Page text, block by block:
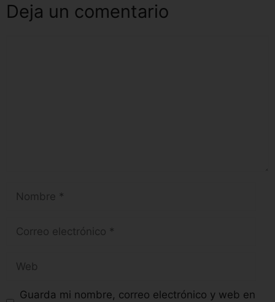
Deja un comentario
Guarda mi nombre, correo electrónico y web en